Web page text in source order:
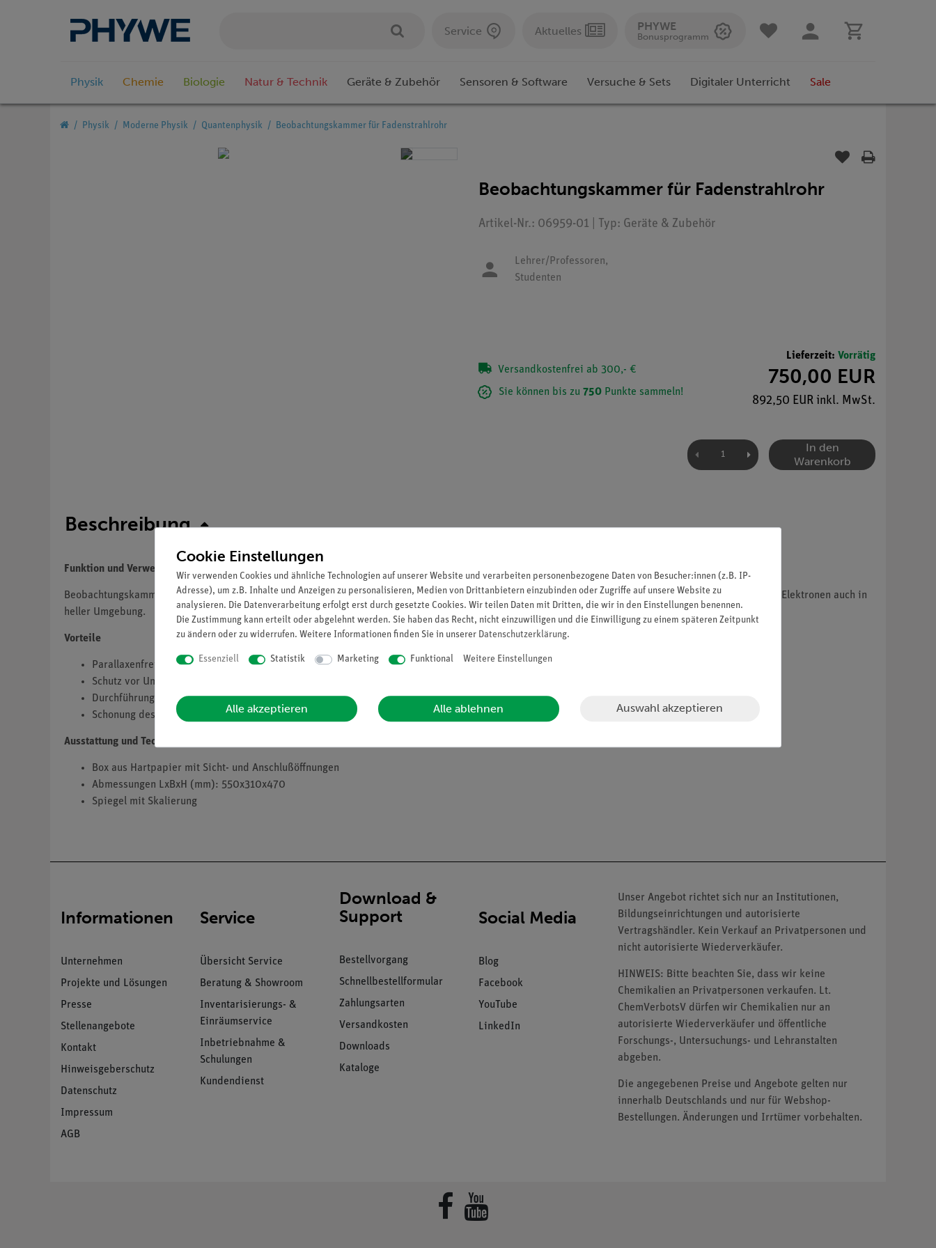
Service Aktuelles PHYWE
Bonusprogramm
Physik Chemie Biologie Natur & Technik Geräte & Zubehör Sensoren & Software Versuche & Sets Digitaler Unterricht Sale
Physik Moderne Physik Quantenphysik Beobachtungskammer für Fadenstrahlrohr
Beobachtungskammer für Fadenstrahlrohr
Artikel-Nr.: 06959-01 | Typ: Geräte & Zubehör
Lehrer/Professoren,
Studenten
Versandkostenfrei ab 300,- €
Sie können bis zu 750 Punkte sammeln!
Lieferzeit: Vorrätig
750,00 EUR
892,50 EUR inkl. MwSt.
In den
Warenkorb
Beschreibung
Funktion und Verwendung
Beobachtungskammer zur Abdeckung von Fadenstrahlrohr und Helmholtzspulen mit skaliertem Spiegel zur parallaxenfreien Ablesung der Bahnradien der Elektronen auch in
heller Umgebung.
Vorteile
Parallaxenfreie Ablesung kontinuierlicher Bahnradien
Schutz vor Umgebungslicht
Durchführung unter normaler Laborbeleuchtung möglich
Schonung des Fadenstrahlrohres, da wesentlich geringere Intensitäten zur Beobachtung ausreichend
Ausstattung und Technische Daten
Box aus Hartpapier mit Sicht- und Anschlußöffnungen
Abmessungen LxBxH (mm): 550x310x470
Spiegel mit Skalierung
Informationen
Unternehmen
Projekte und Lösungen
Presse
Stellenangebote
Kontakt
Hinweisgeberschutz
Datenschutz
Impressum
AGB
Service
Übersicht Service
Beratung & Showroom
Inventarisierungs- &
Einräumservice
Inbetriebnahme &
Schulungen
Kundendienst
Download &
Support
Bestellvorgang
Schnellbestellformular
Zahlungsarten
Versandkosten
Downloads
Kataloge
Social Media
Blog
Facebook
YouTube
LinkedIn
Unser Angebot richtet sich nur an Institutionen,
Bildungseinrichtungen und autorisierte
Vertragshändler. Kein Verkauf an Privatpersonen und
nicht autorisierte Wiederverkäufer.
HINWEIS: Bitte beachten Sie, dass wir keine
Chemikalien an Privatpersonen verkaufen. Lt.
ChemVerbotsV dürfen wir Chemikalien nur an
autorisierte Wiederverkäufer und öffentliche
Forschungs-, Untersuchungs- und Lehranstalten
abgeben.
Die angegebenen Preise und Angebote gelten nur
innerhalb Deutschlands und nur für Webshop-
Bestellungen. Änderungen und Irrtümer vorbehalten.
Cookie Einstellungen
Wir verwenden Cookies und ähnliche Technologien auf unserer Website und verarbeiten personenbezogene Daten von Besucher:innen (z.B. IP-
Adresse), um z.B. Inhalte und Anzeigen zu personalisieren, Medien von Drittanbietern einzubinden oder Zugriffe auf unsere Website zu
analysieren. Die Datenverarbeitung erfolgt erst durch gesetzte Cookies. Wir teilen Daten mit Dritten, die wir in den Einstellungen benennen.
Die Zustimmung kann erteilt oder abgelehnt werden. Sie haben das Recht, nicht einzuwilligen und die Einwilligung zu einem späteren Zeitpunkt
zu ändern oder zu widerrufen. Weitere Informationen finden Sie in unserer Daten­schutz­erklärung.
Essenziell Statistik Marketing Funktional Weitere Einstellungen
Alle akzeptieren Alle ablehnen Auswahl akzeptieren